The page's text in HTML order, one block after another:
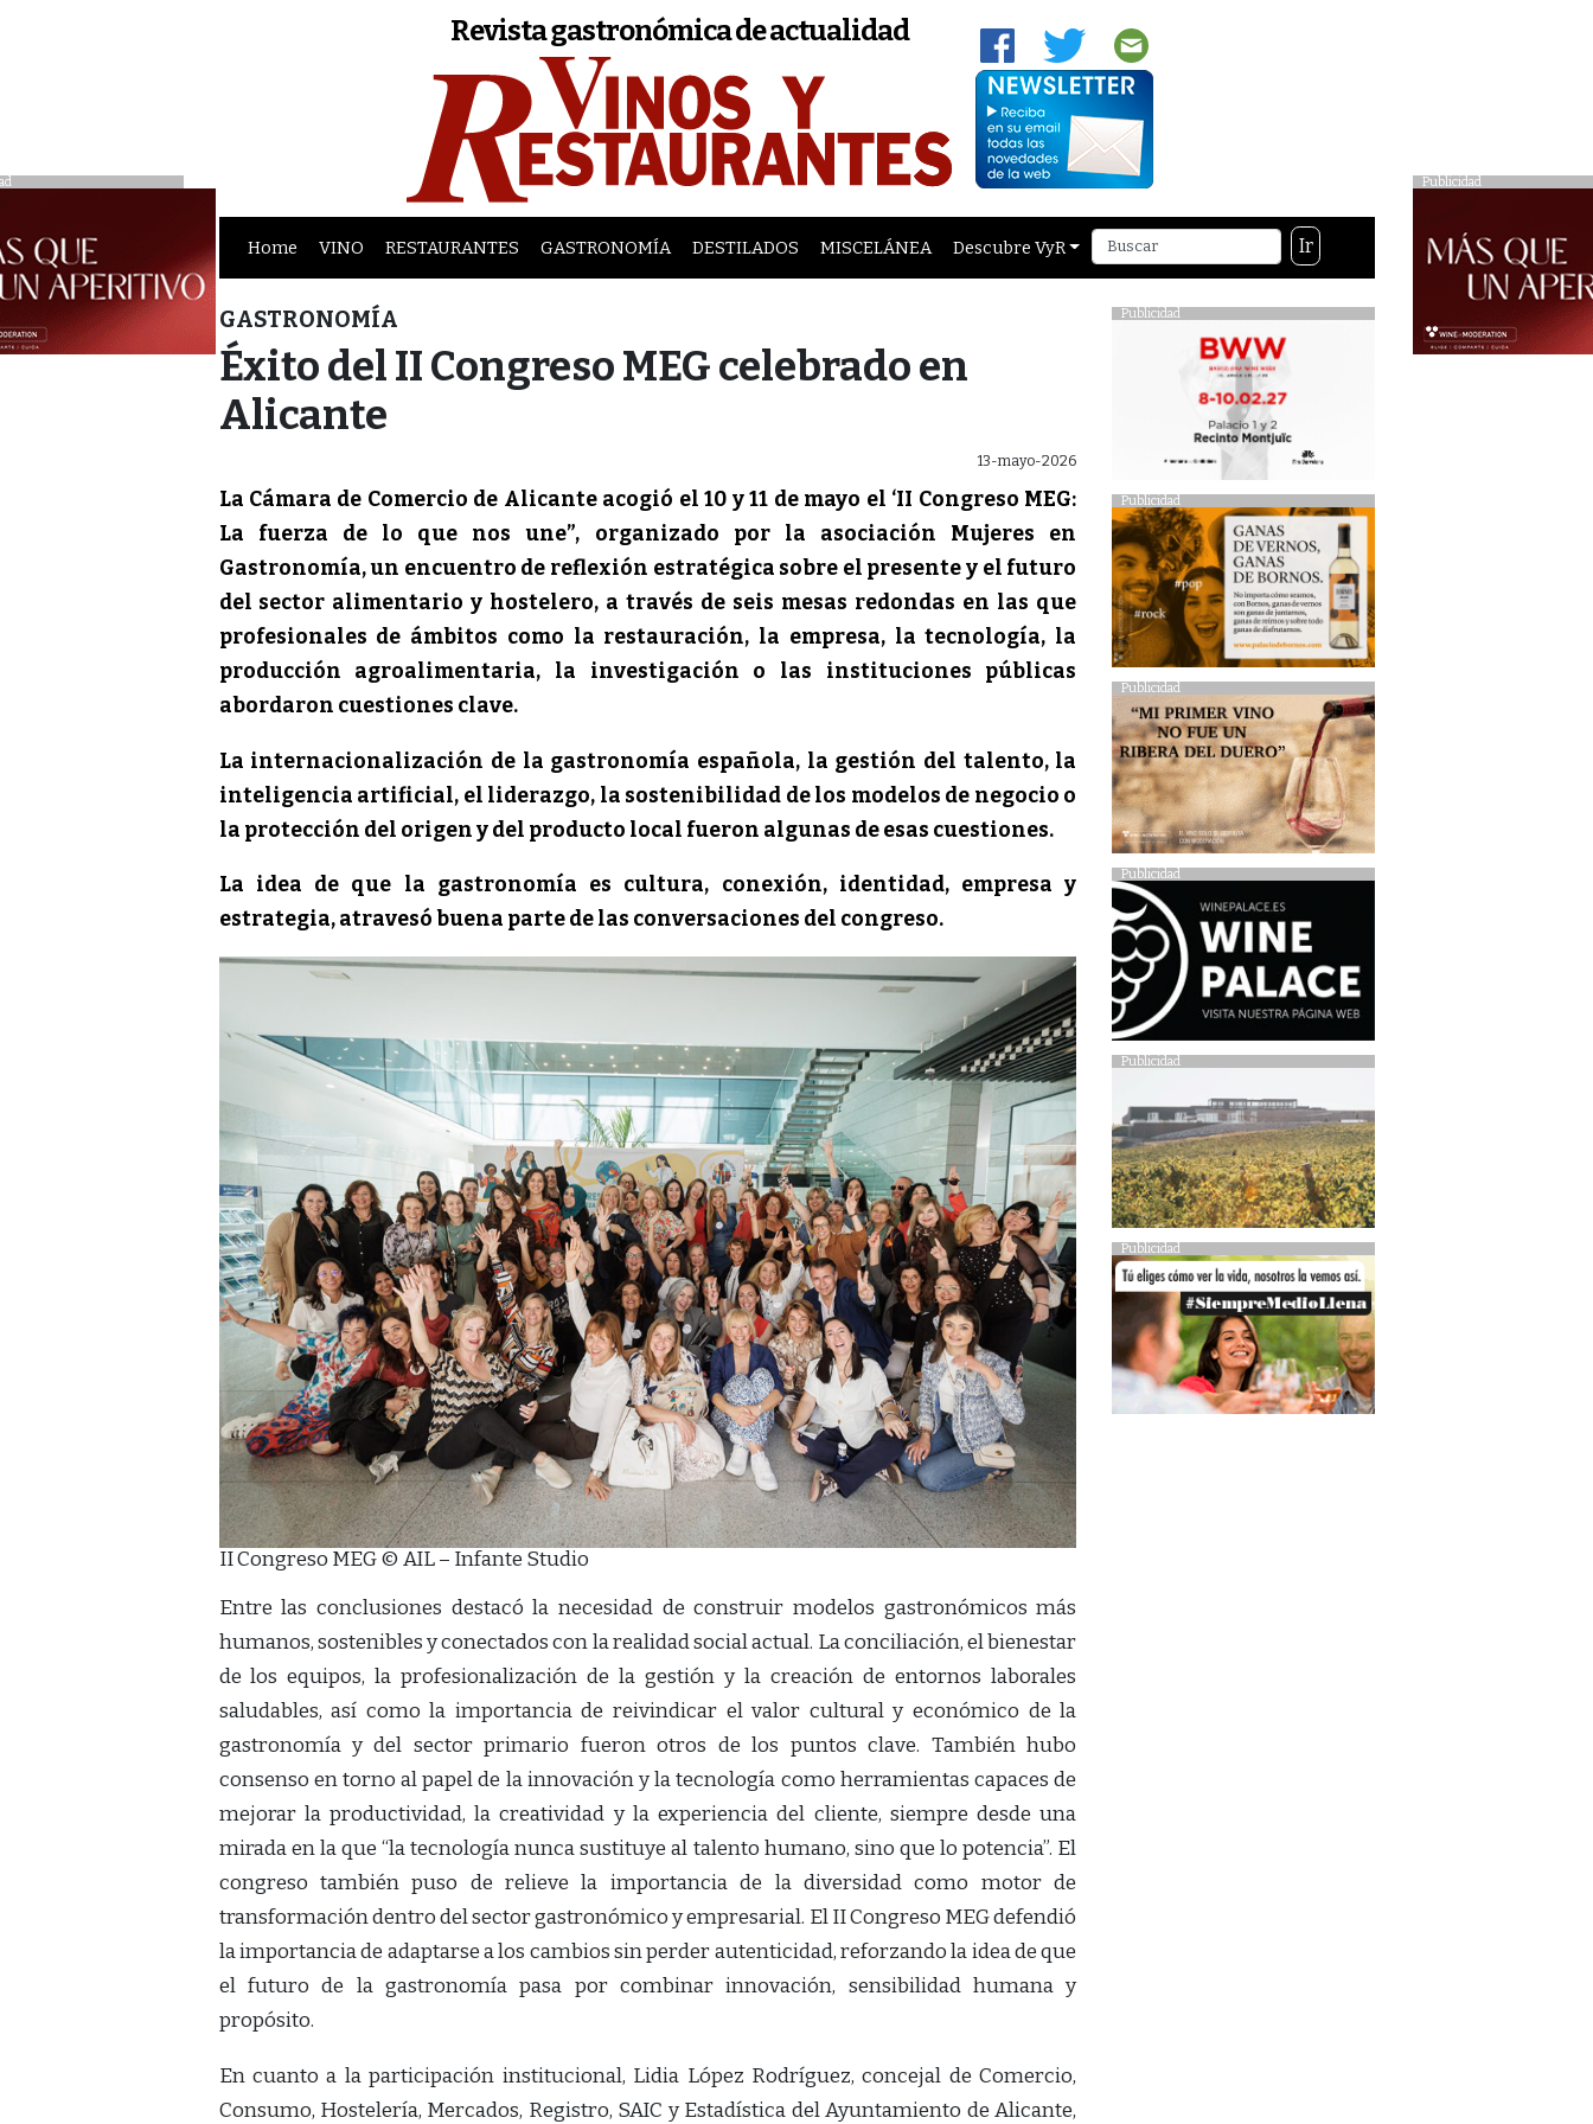
Publicidad
Revista gastronómica de actualidad
Home VINO RESTAURANTES GASTRONOMÍA DESTILADOS MISCELÁNEA Descubre VyR Ir
GASTRONOMÍA
Éxito del II Congreso MEG celebrado en
Alicante
13-mayo-2026
La Cámara de Comercio de Alicante acogió el 10 y 11 de mayo el ‘II Congreso MEG:
La fuerza de lo que nos une”, organizado por la asociación Mujeres en
Gastronomía, un encuentro de reflexión estratégica sobre el presente y el futuro
del sector alimentario y hostelero, a través de seis mesas redondas en las que
profesionales de ámbitos como la restauración, la empresa, la tecnología, la
producción agroalimentaria, la investigación o las instituciones públicas
abordaron cuestiones clave.
La internacionalización de la gastronomía española, la gestión del talento, la
inteligencia artificial, el liderazgo, la sostenibilidad de los modelos de negocio o
la protección del origen y del producto local fueron algunas de esas cuestiones.
La idea de que la gastronomía es cultura, conexión, identidad, empresa y
estrategia, atravesó buena parte de las conversaciones del congreso.
II Congreso MEG © AIL – Infante Studio
Entre las conclusiones destacó la necesidad de construir modelos gastronómicos más
humanos, sostenibles y conectados con la realidad social actual. La conciliación, el bienestar
de los equipos, la profesionalización de la gestión y la creación de entornos laborales
saludables, así como la importancia de reivindicar el valor cultural y económico de la
gastronomía y del sector primario fueron otros de los puntos clave. También hubo
consenso en torno al papel de la innovación y la tecnología como herramientas capaces de
mejorar la productividad, la creatividad y la experiencia del cliente, siempre desde una
mirada en la que “la tecnología nunca sustituye al talento humano, sino que lo potencia”. El
congreso también puso de relieve la importancia de la diversidad como motor de
transformación dentro del sector gastronómico y empresarial. El II Congreso MEG defendió
la importancia de adaptarse a los cambios sin perder autenticidad, reforzando la idea de que
el futuro de la gastronomía pasa por combinar innovación, sensibilidad humana y
propósito.
En cuanto a la participación institucional, Lidia López Rodríguez, concejal de Comercio,
Consumo, Hostelería, Mercados, Registro, SAIC y Estadística del Ayuntamiento de Alicante,
Publicidad
Publicidad
Publicidad
Publicidad
Publicidad
Publicidad